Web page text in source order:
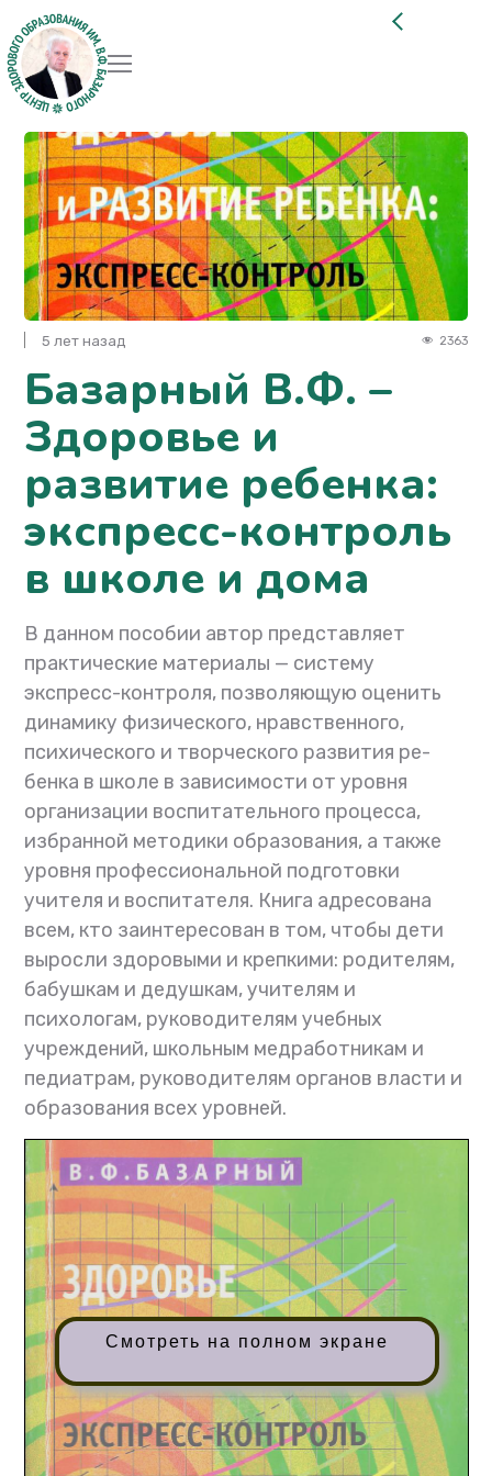
5 лет назад 2363
Базарный В.Ф. –
Здоровье и
развитие ребенка:
экспресс-контроль
в школе и дома
В данном пособии автор представляет
практические материалы — систему
экспресс-контроля, позволяющую оценить
динамику физи­ческого, нравственного,
психического и творческого развития ре­
бенка в школе в зависимости от уровня
организации воспитатель­ного процесса,
избранной методики образования, а также
уровня профессиональной подготовки
учителя и воспитателя. Книга адресована
всем, кто заинтересован в том, чтобы дети
вы­росли здоровыми и крепкими: родителям,
бабушкам и дедушкам, учителям и
психологам, руководителям учебных
учреждений, школьным медработникам и
педиатрам, руководителям органов власти и
образования всех уровней.
Смотреть на полном экране